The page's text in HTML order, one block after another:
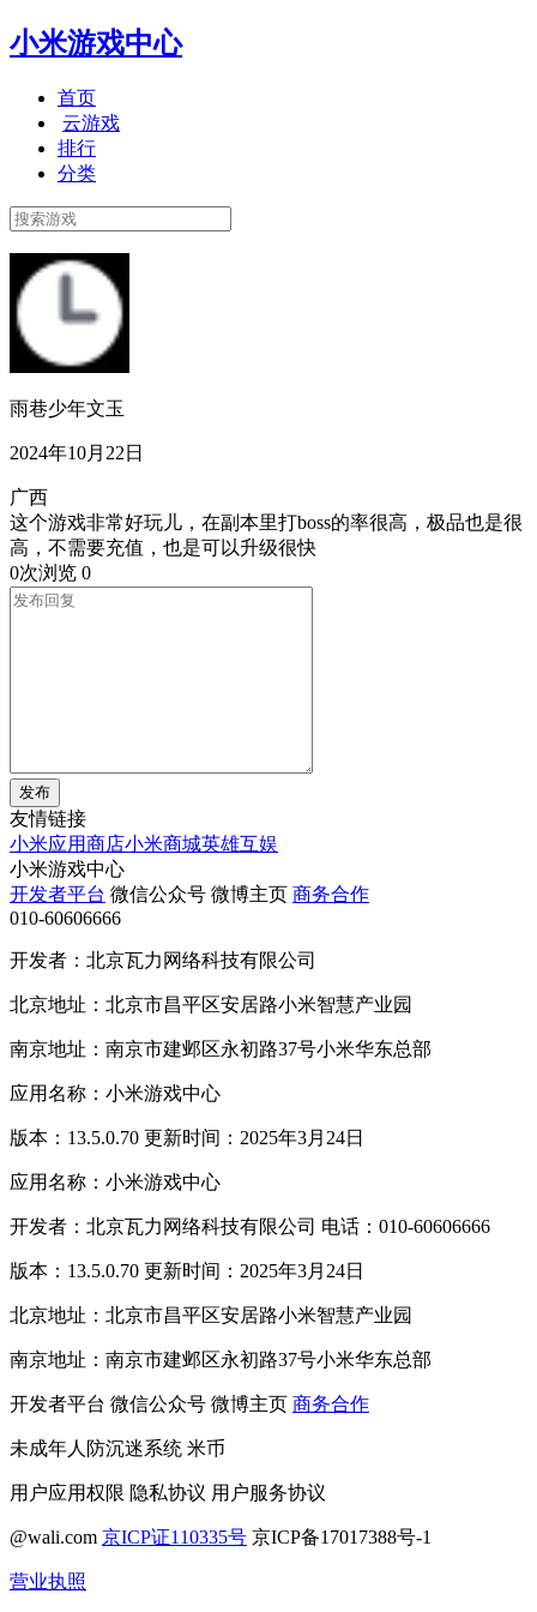
小米游戏中心
首页
云游戏
排行
分类
雨巷少年文玉
2024年10月22日
广西
这个游戏非常好玩儿，在副本里打boss的率很高，极品也是很
高，不需要充值，也是可以升级很快
0次浏览 0
发布
友情链接
小米应用商店小米商城英雄互娱
小米游戏中心
开发者平台 微信公众号 微博主页 商务合作
010-60606666
开发者：北京瓦力网络科技有限公司
北京地址：北京市昌平区安居路小米智慧产业园
南京地址：南京市建邺区永初路37号小米华东总部
应用名称：小米游戏中心
版本：13.5.0.70 更新时间：2025年3月24日
应用名称：小米游戏中心
开发者：北京瓦力网络科技有限公司 电话：010-60606666
版本：13.5.0.70 更新时间：2025年3月24日
北京地址：北京市昌平区安居路小米智慧产业园
南京地址：南京市建邺区永初路37号小米华东总部
开发者平台 微信公众号 微博主页 商务合作
未成年人防沉迷系统 米币
用户应用权限 隐私协议 用户服务协议
@wali.com 京ICP证110335号 京ICP备17017388号-1
营业执照